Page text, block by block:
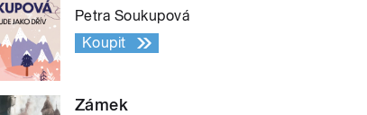
Petra Soukupová
Koupit
Zámek